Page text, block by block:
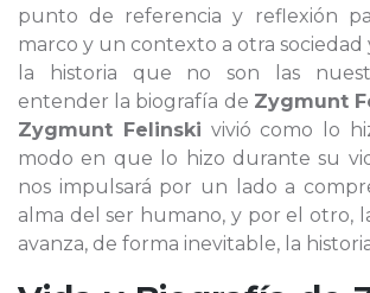
punto de referencia y reflexión
marco y un contexto a otra sociedad
la historia que no son las
entender la biografía de Zygmunt
Zygmunt Felinski vivió como lo
modo en que lo hizo durante su
nos impulsará por un lado a
alma del ser humano, y por el otro,
avanza, de forma inevitable, la